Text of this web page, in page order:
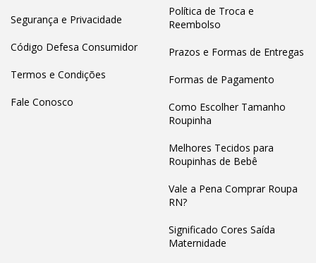
Segurança e Privacidade
Código Defesa Consumidor
Termos e Condições
Fale Conosco
Política de Troca e
Reembolso
Prazos e Formas de Entregas
Formas de Pagamento
Como Escolher Tamanho
Roupinha
Melhores Tecidos para
Roupinhas de Bebê
Vale a Pena Comprar Roupa
RN?
Significado Cores Saída
Maternidade